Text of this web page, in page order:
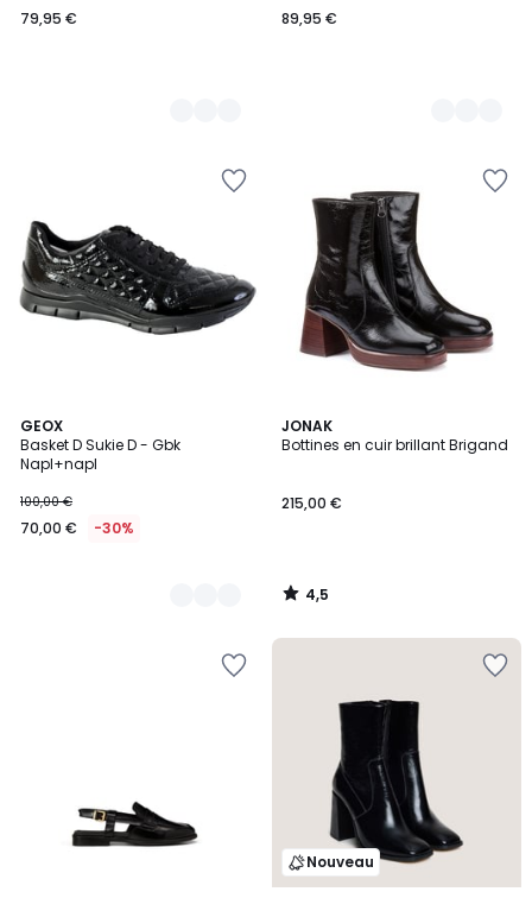
79,95 € 89,95 €
GEOX
Basket D Sukie D - Gbk
Napl+napl
100,00 €
70,00 € -30%
2
Couleurs
JONAK
Bottines en cuir brillant Brigand
215,00 €
4,5
/ 5
4,5
/
Nouveau